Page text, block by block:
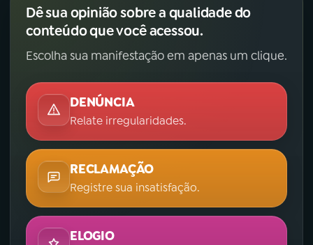
Dê sua opinião sobre a qualidade do
conteúdo que você acessou.
Escolha sua manifestação em apenas um clique.
DENÚNCIA
Relate irregularidades.
RECLAMAÇÃO
Registre sua insatisfação.
ELOGIO